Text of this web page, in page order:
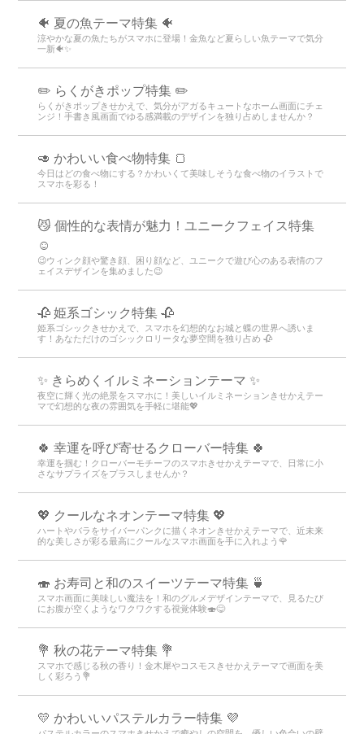
🐠 夏の魚テーマ特集 🐠
涼やかな夏の魚たちがスマホに登場！金魚など夏らしい魚テーマで気分
一新🐠✨
✏️ らくがきポップ特集 ✏️
らくがきポップきせかえで、気分がアガるキュートなホーム画面にチェ
ンジ！手書き風画面でゆる感満載のデザインを独り占めしませんか？
🥑 かわいい食べ物特集 🍞
今日はどの食べ物にする？かわいくて美味しそうな食べ物のイラストで
スマホを彩る！
😼 個性的な表情が魅力！ユニークフェイス特集
☺️
😉ウィンク顔や驚き顔、困り顔など、ユニークで遊び心のある表情のフ
ェイスデザインを集めました😉
🥀 姫系ゴシック特集 🥀
姫系ゴシックきせかえで、スマホを幻想的なお城と蝶の世界へ誘いま
す！あなただけのゴシックロリータな夢空間を独り占め 🥀
✨️ きらめくイルミネーションテーマ ✨️
夜空に輝く光の絶景をスマホに！美しいイルミネーションきせかえテー
マで幻想的な夜の雰囲気を手軽に堪能💖
🍀 幸運を呼び寄せるクローバー特集 🍀
幸運を掴む！クローバーモチーフのスマホきせかえテーマで、日常に小
さなサプライズをプラスしませんか？
💖 クールなネオンテーマ特集 💖
ハートやバラをサイバーパンクに描くネオンきせかえテーマで、近未来
的な美しさが彩る最高にクールなスマホ画面を手に入れよう🌹
🍣 お寿司と和のスイーツテーマ特集 🍵
スマホ画面に美味しい魔法を！和のグルメデザインテーマで、見るたび
にお腹が空くようなワクワクする視覚体験🍣😋
💐 秋の花テーマ特集 💐
スマホで感じる秋の香り！金木犀やコスモスきせかえテーマで画面を美
しく彩ろう💐
💛 かわいいパステルカラー特集 💜